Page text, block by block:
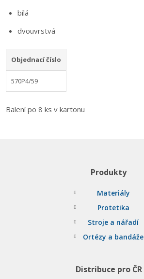
bílá
dvouvrstvá
Objednací číslo
570P4/59
Balení po 8 ks v kartonu
Produkty
Materiály
Protetika
Stroje a nářadí
Ortézy a bandáže
Distribuce pro ČR